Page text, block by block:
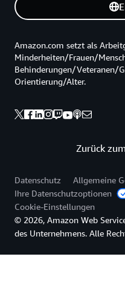
Zurück
Amazon.com setzt als
Minderheiten/Frauen/
Behinderungen/Veteranen/
Orientierung/Alter.
Datenschutz
Allgemeine
Ihre Datenschutzoptionen
Cookie-Einstellungen
© 2026, Amazon Web
des Unternehmens. Alle